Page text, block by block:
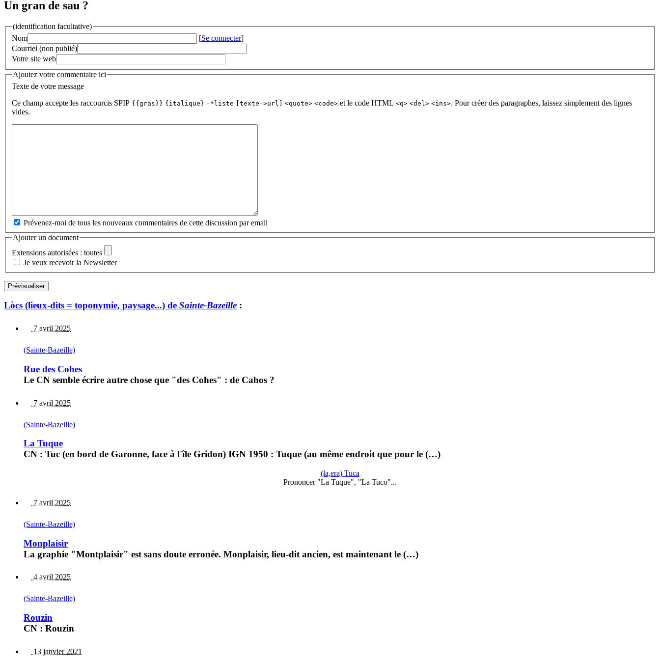
Un gran de sau ?
(identification facultative)
Nom
[Se connecter]
Courriel (non publié)
Votre site web
Ajoutez votre commentaire ici
Texte de votre message
Ce champ accepte les raccourcis SPIP {{gras}} {italique} -*liste [texte->url] <quote> <code> et le code HTML <q> <del> <ins>. Pour créer des paragraphes, laissez simplement des lignes
vides.
Prévenez-moi de tous les nouveaux commentaires de cette discussion par email
Ajouter un document
Extensions autorisées : toutes
Je veux recevoir la Newsletter
Lòcs (lieux-dits = toponymie, paysage...) de Sainte-Bazeille :
7 avril 2025
(Sainte-Bazeille)
Rue des Cohes
Le CN semble écrire autre chose que "des Cohes" : de Cahos ?
7 avril 2025
(Sainte-Bazeille)
La Tuque
CN : Tuc (en bord de Garonne, face à l'île Gridon) IGN 1950 : Tuque (au même endroit que pour le (…)
(la,era) Tuca
Prononcer "La Tuque", "La Tuco"...
7 avril 2025
(Sainte-Bazeille)
Monplaisir
La graphie "Montplaisir" est sans doute erronée. Monplaisir, lieu-dit ancien, est maintenant le (…)
4 avril 2025
(Sainte-Bazeille)
Rouzin
CN : Rouzin
13 janvier 2021